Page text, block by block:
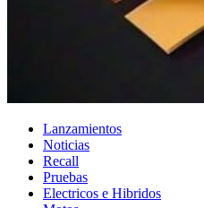
Lanzamientos
Noticias
Recall
Pruebas
Electricos e Hibridos